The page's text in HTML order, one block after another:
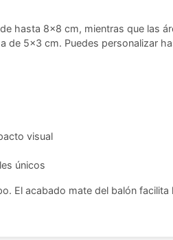
hasta 8x8 cm, mientras que las
de 5x3 cm. Puedes personalizar
visual
únicos
El acabado mate del balón facilita